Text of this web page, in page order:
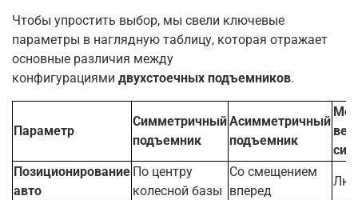
Чтобы упростить выбор, мы свели ключевые
параметры в наглядную таблицу, которая отражает
основные различия между
конфигурациями двухстоечных подъемников.
Параметр
Симметричный
подъемник
Асимметричный
подъемник
Позиционирование
авто
По центру
колесной базы
Со смещением
вперед